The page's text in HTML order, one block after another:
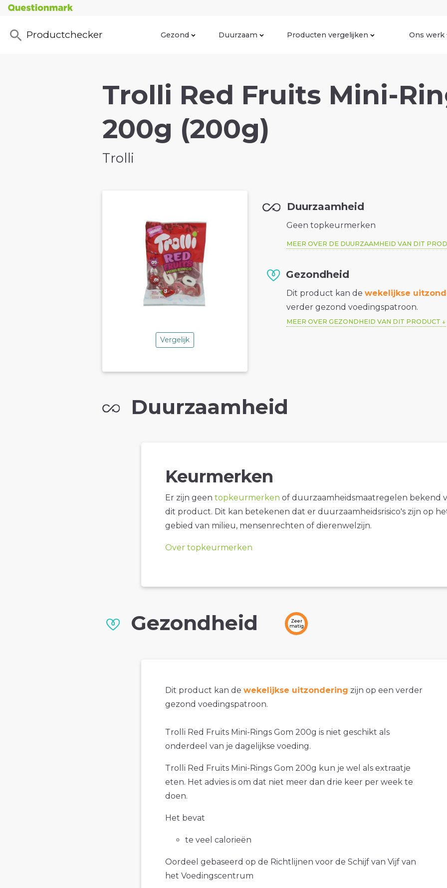
Productchecker Gezond Duurzaam Producten vergelijken Ons werk
Trolli Red Fruits Mini-
200g (200g)
Trolli
Vergelijk
Duurzaamheid
Geen topkeurmerken
MEER OVER DE DUURZAAMHEID VAN DIT
Gezondheid
Dit product kan dewekelijkse
verder gezond voedingspatroon.
MEER OVER GEZONDHEID VAN DIT PRODUCT
Duurzaamheid
Keurmerken
Er zijn geen topkeurmerken of duurzaamheidsmaatregelen bekend
dit product. Dit kan betekenen dat er duurzaamheidsrisico's zijn op
gebied van milieu, mensenrechten of dierenwelzijn.
Over topkeurmerken
Gezondheid
Zeer
matig
Dit product kan de wekelijkse uitzondering zijn op een verder
gezond voedingspatroon.
Trolli Red Fruits Mini-Rings Gom 200g is niet geschikt als
onderdeel van je dagelijkse voeding.
Trolli Red Fruits Mini-Rings Gom 200g kun je wel als extraatje
eten. Het advies is om dat niet meer dan drie keer per week te
doen.
Het bevat
te veel calorieën
Oordeel gebaseerd op de Richtlijnen voor de Schijf van Vijf van
het Voedingscentrum